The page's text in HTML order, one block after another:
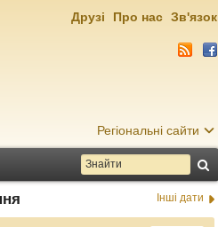
Регіональні сайти
Друзі Про нас Зв'язок
Інші дати